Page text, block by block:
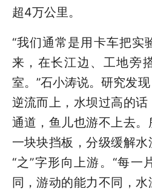
超4万公里。
“我们通常是用卡车把实
来，在长江边、工地旁
室。”石小涛说。研究发
逆流而上，水坝过高的
通道，鱼儿也游不上去
一块块挡板，分级缓解
“之”字形向上游。“每一
同，游动的能力不同，